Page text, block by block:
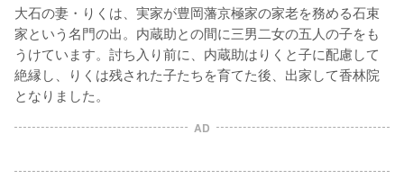
大石の妻・りくは、実家が豊岡藩京極家の家老を務める石束
家という名門の出。内蔵助との間に三男二女の五人の子をも
うけています。討ち入り前に、内蔵助はりくと子に配慮して
絶縁し、りくは残された子たちを育てた後、出家して香林院
となりました。
AD